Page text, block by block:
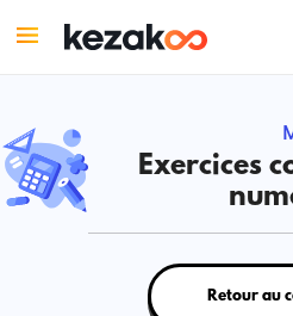
Exercices
Retour au